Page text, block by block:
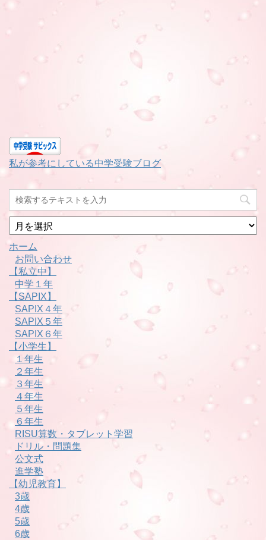
私が参考にしている中学受験ブログ
月
別
ホーム
お問い合わせ
【私立中】
中学１年
【SAPIX】
SAPIX４年
SAPIX５年
SAPIX６年
【小学生】
１年生
２年生
３年生
４年生
５年生
６年生
RISU算数・タブレット学習
ドリル・問題集
公文式
進学塾
【幼児教育】
3歳
4歳
5歳
6歳